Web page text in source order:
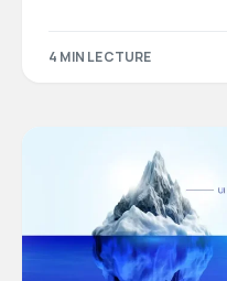
4 MIN LECTURE